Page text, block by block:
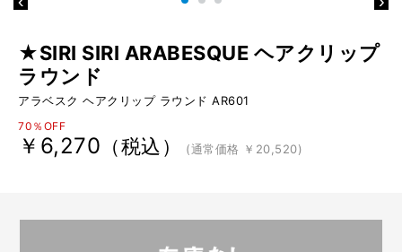
★SIRI SIRI ARABESQUE ヘアクリップ
ラウンド
アラベスク ヘアクリップ ラウンド AR601
70％OFF
￥6,270 （税込） (通常価格 ￥20,520)